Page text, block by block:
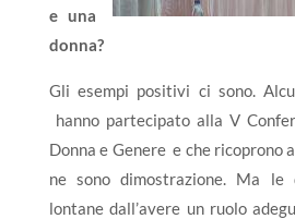
e una
donna?
Gli esempi positivi ci sono.
hanno partecipato alla V
Donna e Genere e che ricoprono
ne sono dimostrazione. Ma le
lontane dall’avere un ruolo